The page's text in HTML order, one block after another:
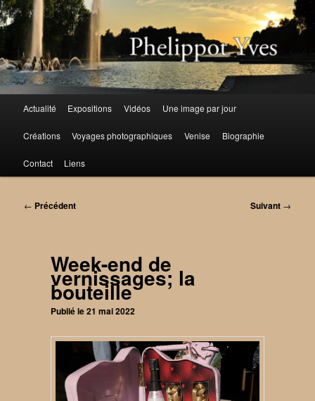
Aller
au
contenu
principal
Actualité Expositions Vidéos Une image par jour
Créations Voyages photographiques Venise Biographie
Contact Liens
Navigation
← Précédent Suivant →
Week-end de
vernissages; la
bouteille
Publié le21 mai 2022